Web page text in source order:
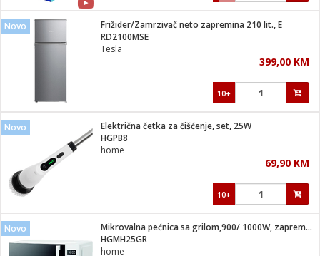
/ Zdravlje
za kosu
brijanje
tuš
Novo
Frižider/Zamrzivač neto zapremina 210 lit., E
RD2100MSE
Tesla
399,00 KM
10+
Novo
Električna četka za čišćenje, set, 25W
HGPB8
home
69,90 KM
10+
Novo
Mikrovalna pećnica sa grilom,900/ 1000W, zapremina 25 lit.
HGMH25GR
home